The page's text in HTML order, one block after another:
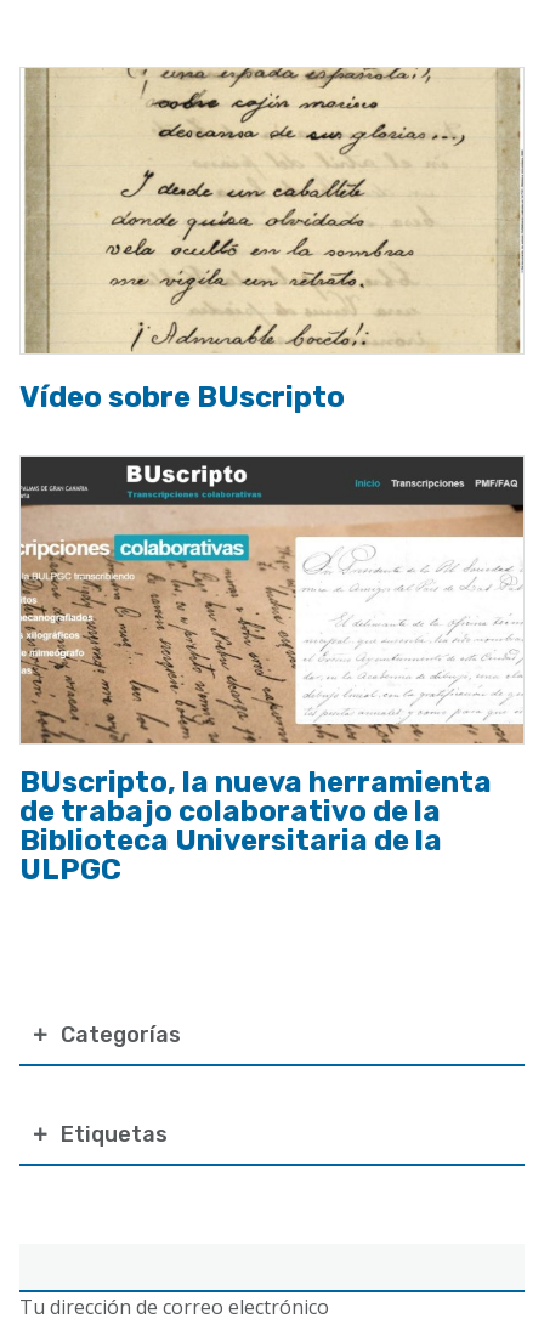
la
navegación
electrónico
Tu dirección de correo electrónico
Categorías
Etiquetas
Vídeo sobre BUscripto
BUscripto, la nueva herramienta
de trabajo colaborativo de la
Biblioteca Universitaria de la
ULPGC